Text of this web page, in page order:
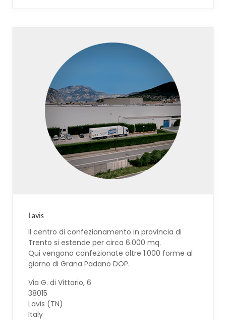
Lavis
Il centro di confezionamento in provincia di
Trento si estende per circa 6.000 mq.
Qui vengono confezionate oltre 1.000 forme al
giorno di Grana Padano DOP.
Via G. di Vittorio, 6
38015
Lavis (TN)
Italy